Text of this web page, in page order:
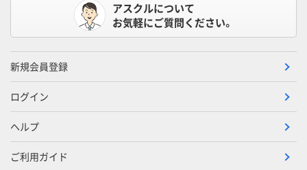
アスクルについて
お気軽にご質問ください。
新規会員登録
ログイン
ヘルプ
ご利用ガイド